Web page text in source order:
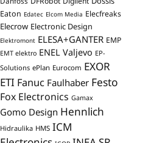
Eaton Edatec Elcom Media Elecfreaks
Elecrow Electronic Design
Elektromont ELESA+GANTER EMP
EMT elektro ENEL Valjevo EP-
Solutions ePlan Eurocom EXOR
ETI Fanuc Faulhaber Festo
Fox Electronics Gamax
Gomo Design Hennlich
Hidraulika HMS ICM